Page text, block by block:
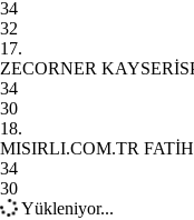
34
32
17.
ZECORNER
34
30
18.
MISIRLI.COM.TR
34
30
Yükleniyor...